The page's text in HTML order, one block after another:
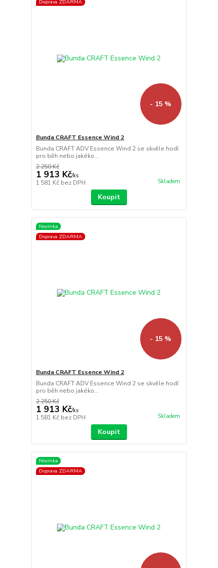
Doprava ZDARMA
- 15 %
Bunda CRAFT Essence Wind 2
Bunda CRAFT ADV Essence Wind 2 se skvěle hodí
pro běh nebo jakéko...
2 250 Kč
1 913 Kč/ks
1 581 Kč bez DPH Skladem
Koupit
Novinka
Doprava ZDARMA
- 15 %
Bunda CRAFT Essence Wind 2
Bunda CRAFT ADV Essence Wind 2 se skvěle hodí
pro běh nebo jakéko...
2 250 Kč
1 913 Kč/ks
1 581 Kč bez DPH Skladem
Koupit
Novinka
Doprava ZDARMA